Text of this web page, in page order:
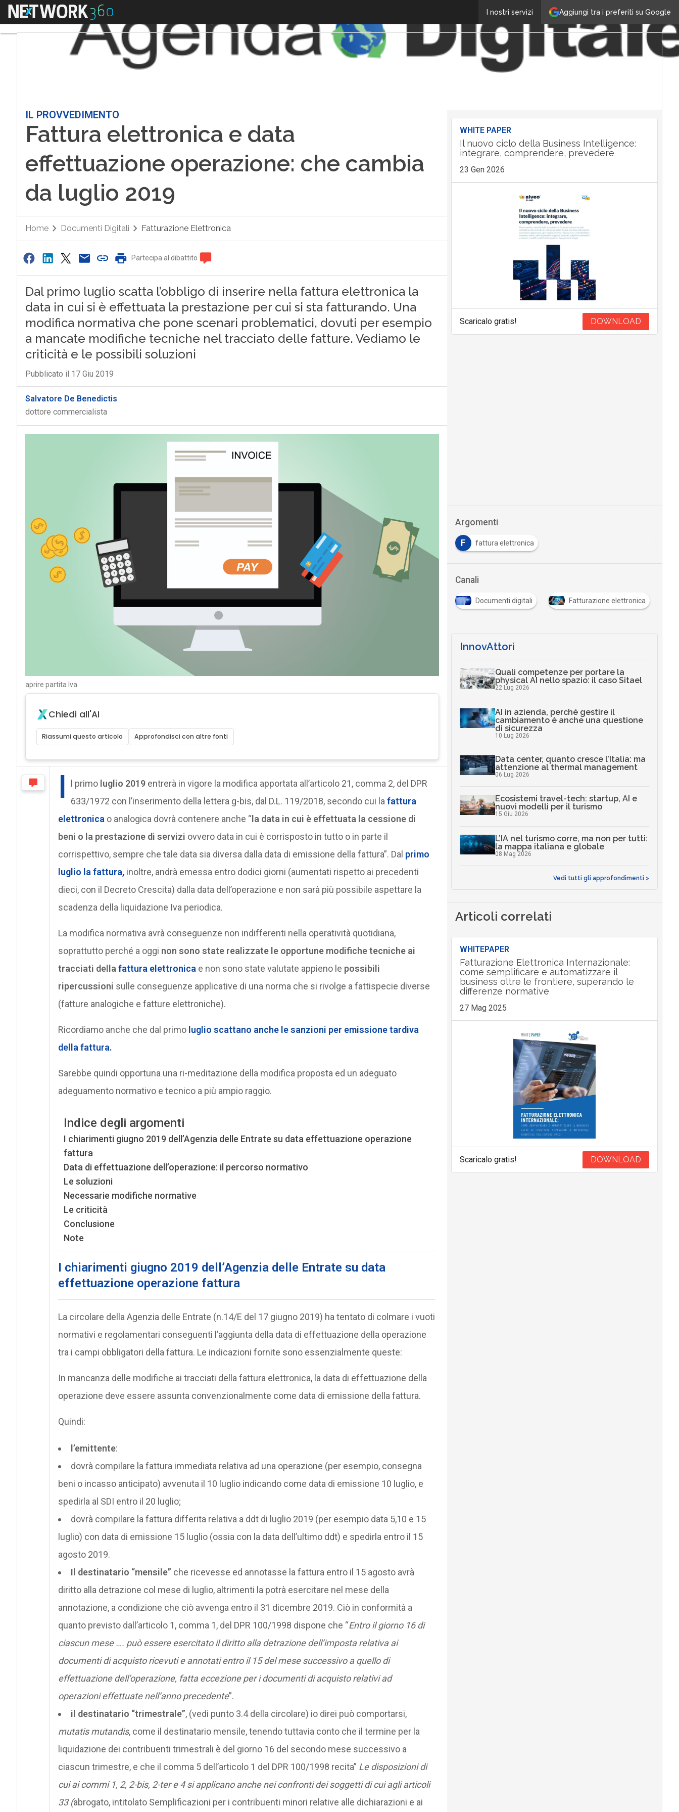
Aggiungi tra i preferiti su Google
I nostri servizi
Menu
IL PROVVEDIMENTO
Fattura elettronica e data
effettuazione operazione: che cambia
da luglio 2019
Home Documenti Digitali Fatturazione Elettronica
Partecipa al dibattito
Dal primo luglio scatta l’obbligo di inserire nella fattura elettronica la
data in cui si è effettuata la prestazione per cui si sta fatturando. Una
modifica normativa che pone scenari problematici, dovuti per esempio
a mancate modifiche tecniche nel tracciato delle fatture. Vediamo le
criticità e le possibili soluzioni
Pubblicato il 17 Giu 2019
Salvatore De Benedictis
dottore commercialista
aprire partita Iva
Chiedi all'AI
Riassumi questo articolo Approfondisci con altre fonti
I l primo luglio 2019entrerà in vigore la modifica apportata all’articolo 21, comma 2, del DPR
633/1972 con l’inserimento della lettera g-bis, dal D.L. 119/2018, secondo cui la fattura
elettronica o analogica dovrà contenere anche “la data in cui è effettuata la cessione di
beni o la prestazione di servizi ovvero data in cui è corrisposto in tutto o in parte il
corrispettivo, sempre che tale data sia diversa dalla data di emissione della fattura”. Dal primo
luglio la fattura,inoltre, andrà emessa entro dodici giorni (aumentati rispetto ai precedenti
dieci, con il Decreto Crescita) dalla data dell’operazione e non sarà più possibile aspettare la
scadenza della liquidazione Iva periodica.
La modifica normativa avrà conseguenze non indifferenti nella operatività quotidiana,
soprattutto perché a oggi non sono state realizzate le opportune modifiche tecniche ai
tracciati della fattura elettronica e non sono state valutate appieno le possibili
ripercussioni sulle conseguenze applicative di una norma che si rivolge a fattispecie diverse
(fatture analogiche e fatture elettroniche).
Ricordiamo anche che dal primo luglio scattano anche le sanzioni per emissione tardiva
della fattura.
Sarebbe quindi opportuna una ri-meditazione della modifica proposta ed un adeguato
adeguamento normativo e tecnico a più ampio raggio.
Indice degli argomenti
I chiarimenti giugno 2019 dell’Agenzia delle Entrate su data effettuazione operazione
fattura
Data di effettuazione dell’operazione: il percorso normativo
Le soluzioni
Necessarie modifiche normative
Le criticità
Conclusione
Note
I chiarimenti giugno 2019 dell’Agenzia delle Entrate su data
effettuazione operazione fattura
La circolare della Agenzia delle Entrate (n.14/E del 17 giugno 2019) ha tentato di colmare i vuoti
normativi e regolamentari conseguenti l’aggiunta della data di effettuazione della operazione
tra i campi obbligatori della fattura. Le indicazioni fornite sono essenzialmente queste:
In mancanza delle modifiche ai tracciati della fattura elettronica, la data di effettuazione della
operazione deve essere assunta convenzionalmente come data di emissione della fattura.
Quindi:
l’emittente:
dovrà compilare la fattura immediata relativa ad una operazione (per esempio, consegna
beni o incasso anticipato) avvenuta il 10 luglio indicando come data di emissione 10 luglio, e
spedirla al SDI entro il 20 luglio;
dovrà compilare la fattura differita relativa a ddt di luglio 2019 (per esempio data 5,10 e 15
luglio) con data di emissione 15 luglio (ossia con la data dell’ultimo ddt) e spedirla entro il 15
agosto 2019.
Il destinatario “mensile” che ricevesse ed annotasse la fattura entro il 15 agosto avrà
diritto alla detrazione col mese di luglio, altrimenti la potrà esercitare nel mese della
annotazione, a condizione che ciò avvenga entro il 31 dicembre 2019. Ciò in conformità a
quanto previsto dall’articolo 1, comma 1, del DPR 100/1998 dispone che “Entro il giorno 16 di
ciascun mese …. può essere esercitato il diritto alla detrazione dell’imposta relativa ai
documenti di acquisto ricevuti e annotati entro il 15 del mese successivo a quello di
effettuazione dell’operazione, fatta eccezione per i documenti di acquisto relativi ad
operazioni effettuate nell’anno precedente”.
il destinatario “trimestrale”, (vedi punto 3.4 della circolare) io direi può comportarsi,
mutatis mutandis, come il destinatario mensile, tenendo tuttavia conto che il termine per la
liquidazione dei contribuenti trimestrali è del giorno 16 del secondo mese successivo a
ciascun trimestre, e che il comma 5 dell’articolo 1 del DPR 100/1998 recita” Le disposizioni di
cui ai commi 1, 2, 2-bis, 2-ter e 4 si applicano anche nei confronti dei soggetti di cui agli articoli
33 (abrogato, intitolato Semplificazioni per i contribuenti minori relative alle dichiarazioni e ai
WHITE PAPER
Il nuovo ciclo della Business Intelligence:
integrare, comprendere, prevedere
23 Gen 2026
Scaricalo gratis! DOWNLOAD
Argomenti
F fattura elettronica
Canali
Documenti digitali Fatturazione elettronica
InnovAttori
Quali competenze per portare la
physical AI nello spazio: il caso Sitael
22 Lug 2026
AI in azienda, perché gestire il
cambiamento è anche una questione
di sicurezza
10 Lug 2026
Data center, quanto cresce l’Italia: ma
attenzione al thermal management
06 Lug 2026
Ecosistemi travel-tech: startup, AI e
nuovi modelli per il turismo
15 Giu 2026
L’IA nel turismo corre, ma non per tutti:
la mappa italiana e globale
08 Mag 2026
Vedi tutti gli approfondimenti >
Articoli correlati
WHITEPAPER
Fatturazione Elettronica Internazionale:
come semplificare e automatizzare il
business oltre le frontiere, superando le
differenze normative
27 Mag 2025
Scaricalo gratis! DOWNLOAD